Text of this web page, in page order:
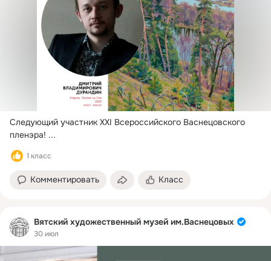
Следующий участник XXI Всероссийского Васнецовского
пленэра! ...
1 класс
Комментировать Класс
Вятский художественный музей им.Васнецовых
30 июл